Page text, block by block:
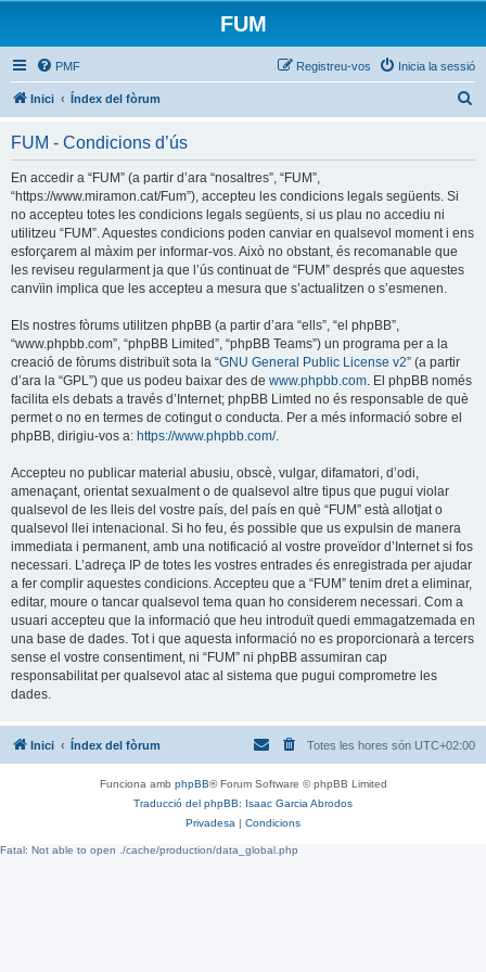
FUM
PMF Inicia la sessió
Registreu-vos
Inici Índex del fòrum
FUM - Condicions d’ús
En accedir a “FUM” (a partir d’ara “nosaltres”, “FUM”,
“https://www.miramon.cat/Fum”), accepteu les condicions legals següents. Si
no accepteu totes les condicions legals següents, si us plau no accediu ni
utilitzeu “FUM”. Aquestes condicions poden canviar en qualsevol moment i ens
esforçarem al màxim per informar-vos. Això no obstant, és recomanable que
les reviseu regularment ja que l’ús continuat de “FUM” després que aquestes
canvïin implica que les accepteu a mesura que s’actualitzen o s’esmenen.
Els nostres fòrums utilitzen phpBB (a partir d’ara “ells”, “el phpBB”,
“www.phpbb.com”, “phpBB Limited”, “phpBB Teams”) un programa per a la
creació de fòrums distribuït sota la “GNU General Public License v2” (a partir
d’ara la “GPL”) que us podeu baixar des de www.phpbb.com. El phpBB només
facilita els debats a través d’Internet; phpBB Limted no és responsable de què
permet o no en termes de cotingut o conducta. Per a més informació sobre el
phpBB, dirigiu-vos a: https://www.phpbb.com/.
Accepteu no publicar material abusiu, obscè, vulgar, difamatori, d’odi,
amenaçant, orientat sexualment o de qualsevol altre tipus que pugui violar
qualsevol de les lleis del vostre país, del país en què “FUM” està allotjat o
qualsevol llei intenacional. Si ho feu, és possible que us expulsin de manera
immediata i permanent, amb una notificació al vostre proveïdor d’Internet si fos
necessari. L’adreça IP de totes les vostres entrades és enregistrada per ajudar
a fer complir aquestes condicions. Accepteu que a “FUM” tenim dret a eliminar,
editar, moure o tancar qualsevol tema quan ho considerem necessari. Com a
usuari accepteu que la informació que heu introduït quedi emmagatzemada en
una base de dades. Tot i que aquesta informació no es proporcionarà a tercers
sense el vostre consentiment, ni “FUM” ni phpBB assumiran cap
responsabilitat per qualsevol atac al sistema que pugui comprometre les
dades.
Inici Índex del fòrum Totes les hores són UTC+02:00
Funciona amb phpBB® Forum Software © phpBB Limited
Traducció del phpBB: Isaac Garcia Abrodos
Privadesa | Condicions
Fatal: Not able to open ./cache/production/data_global.php